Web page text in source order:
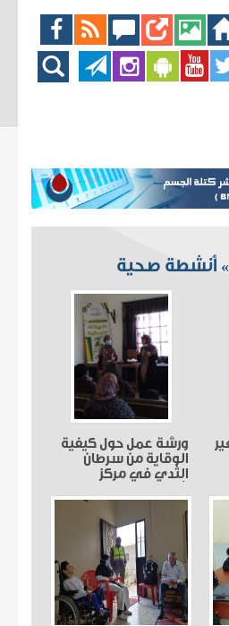
» أنشطة صحية
ورشة عمل حول كيفية
الوقاية من سرطان
الثدي في مركز